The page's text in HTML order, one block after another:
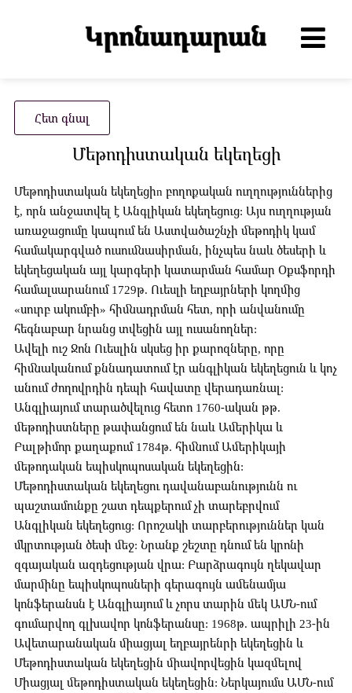
Հետ գնալ
Մեթոդիստական եկեղեցի
Մեթոդիստական եկեղեցիn բողոքական ուղղություններից
է, որն անջատվել է Անգլիկան եկեղեցուց: Այս ուղղության
առաջացումը կապում են Աստվածաշնչի մեթոդիկ կամ
համակարգված ուսումնասիրման, ինչպես նաև ծեսերի և
եկեղեցական այլ կարգերի կատարման համար Օքսֆորդի
համալսարանում 1729թ. Ուեսլի եղբայրների կողմից
«սուրբ ակումբի» հիմնադրման հետ, որի անվանումը
հեգնաբար նրանց տվեցին այլ ուսանողներ:
Ավելի ուշ Ջոն Ուեսլին սկսեց իր քարոզները, որը
հիմնականում քննադատում էր անգլիկան եկեղեցուն և կոչ
անում ժողովրդին դեպի հավատը վերադառնալ:
Անգլիայում տարածվելուց հետո 1760-ական թթ.
մեթոդիստները թափանցում են նաև Ամերիկա և
Բալթիմոր քաղաքում 1784թ. հիմնում Ամերիկայի
մեթոդական եպիսկոպոսական եկեղեցին:
Մեթոդիստական եկեղեցու դավանաբանությունն ու
պաշտամունքը շատ դեպքերում չի տարեբրվում
Անգլիկան եկեղեցուց: Որոշակի տարբերություններ կան
մկրտության ծեսի մեջ: Նրանք շեշտը դնում են կրոնի
զգայական ազդեցության վրա: Բարձրագույն ղեկավար
մարմինը եպիսկոպոսների գերագույն ամենամյա
կոնֆերանսն է Անգլիայում և չորս տարին մեկ ԱՄՆ-ում
գումարվող գլխավոր կոնֆերանսը: 1968թ. ապրիլի 23-ին
Ավետարանական միացյալ եղբայրենրի եկեղեցին և
Մեթոդիստական եկեղեցին միավորվեցին կազմելով
Միացյալ մեթոդիստական եկեղեցին: Ներկայումս ԱՄՆ-ում